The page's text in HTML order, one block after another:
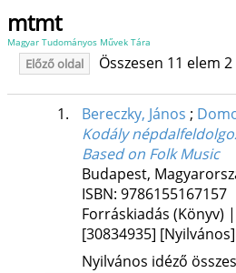
mtmt
Magyar Tudományos Művek Tára
Előző oldal Összesen 11 elem
1. Bereczky, János ;
Kodály
Based on Folk Music
Budapest,
ISBN: 9786155167157
Forráskiadás (Könyv)
[30834935] [Nyilvános]
Nyilvános idéző